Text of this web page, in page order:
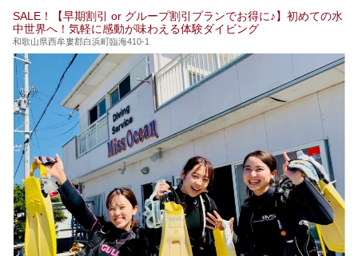
SALE！【早期割引 or グループ割引プランでお得に♪】初めての水
中世界へ！気軽に感動が味わえる体験ダイビング
和歌山県西牟婁郡白浜町臨海410-1